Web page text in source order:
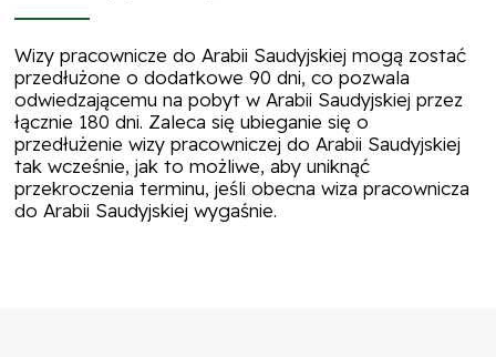
Wizy pracownicze do Arabii Saudyjskiej mogą zostać
przedłużone o dodatkowe 90 dni, co pozwala
odwiedzającemu na pobyt w Arabii Saudyjskiej przez
łącznie 180 dni. Zaleca się ubieganie się o
przedłużenie wizy pracowniczej do Arabii Saudyjskiej
tak wcześnie, jak to możliwe, aby uniknąć
przekroczenia terminu, jeśli obecna wiza pracownicza
do Arabii Saudyjskiej wygaśnie.